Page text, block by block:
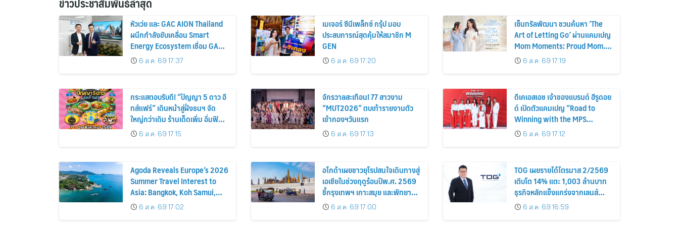
หัวเว่ย และ GAC AION Thailand
ผนึกกำลังขับเคลื่อน Smart
Energy Ecosystem เชื่อม GAC
GN8 PHEV รถยนต์ MPV ระดับ
พรีเมียม เข้ากับพลังงานแสง
6 ส.ค. 69 17:37
เมเจอร์ ซีนีเพล็กซ์ กรุ้ป มอบ
ประสบการณ์สุดคุ้มให้สมาชิก M
GEN
6 ส.ค. 69 17:20
เซ็นทรัลพัฒนา ชวนค้นหา ‘The
Art of Letting Go’ ผ่านแคมเปญ
Mom Moments: Proud Mom.
Proud of My Mom.
6 ส.ค. 69 17:19
กระแสตอบรับดี! “ปัญญา 5 ดาว อี
ทส์แฟร์” เดินหน้าสู่ฝั่งธนฯ จัด
ใหญ่กว่าเดิม ร้านเด็ดเพิ่ม อิ่มฟิน
10 วันเต็ม!
6 ส.ค. 69 17:15
จักรวาลสะเทือน! 77 สาวงาม
“MUT2026” ตบเท้ารายงานตัว
เข้ากองฯวันแรก
6 ส.ค. 69 17:13
ดีเคเอสเอช เจ้าของแบรนด์ ฮีรูดอย
ด์ เปิดตัวแคมเปญ “Road to
Winning with the MPS
Science”
6 ส.ค. 69 17:12
Agoda Reveals Europe’s 2026
Summer Travel Interest to
Asia: Bangkok, Koh Samui,
and Pattaya Among the Top
Cities
6 ส.ค. 69 17:02
อโกด้าเผยชาวยุโรปสนใจเดินทางสู่
เอเชียในช่วงฤดูร้อนปีพ.ศ. 2569
ชี้กรุงเทพฯ เกาะสมุย และพัทยา
ติดอันดับเมืองยอดนิยม
6 ส.ค. 69 17:00
TOG เผยรายได้ไตรมาส 2/2569
เติบโต 14% แตะ 1,003 ล้านบาท
ธุรกิจหลักแข็งแกร่งจากเลนส์
มูลค่าเพิ่ม และการขยายตลาดต่าง
ประเทศ พร้อมเดินหน้าลงทุนเพื่อ
6 ส.ค. 69 16:59